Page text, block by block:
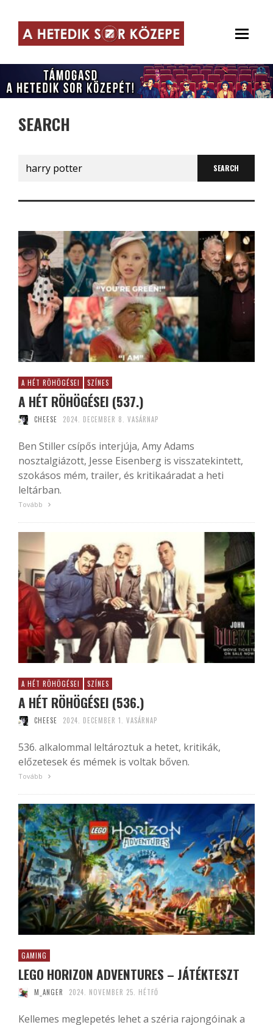
SEARCH
Search
for:
A HÉT RÖHÖGÉSEI SZÍNES
A HÉT RÖHÖGÉSEI (537.)
CHEESE 2024. DECEMBER 8. VASÁRNAP
Ben Stiller csípős interjúja, Amy Adams
nosztalgiázott, Jesse Eisenberg is visszatekintett,
szokásos mém, trailer, és kritikaáradat a heti
leltárban.
Tovább
A HÉT RÖHÖGÉSEI SZÍNES
A HÉT RÖHÖGÉSEI (536.)
CHEESE 2024. DECEMBER 1. VASÁRNAP
536. alkalommal leltároztuk a hetet, kritikák,
előzetesek és mémek is voltak bőven.
Tovább
GAMING
LEGO HORIZON ADVENTURES – JÁTÉKTESZT
M_ANGER 2024. NOVEMBER 25. HÉTFŐ
Kellemes meglepetés lehet a széria rajongóinak a